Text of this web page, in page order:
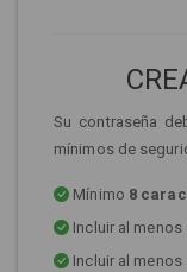
Su contraseña
mínimos de
Mínimo 8
Incluir al menos
Incluir al menos